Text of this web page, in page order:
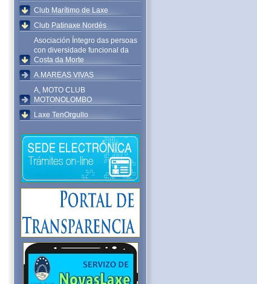
Club Marítimo de Laxe
Club Patinaxe Nordés
Asociación Íntegro das persoas
con diversidade funcional da
Costa da Morte
A.MAREAS VIVAS
A, MOTO CLUB
MOTONOLOMBO
Laxe TenOrgullo